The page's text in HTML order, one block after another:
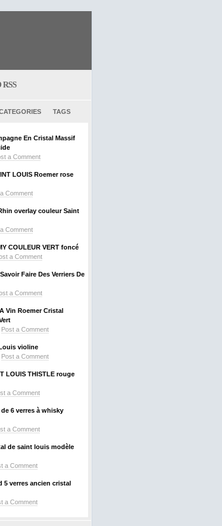
RSS
TAGS
En Cristal Massif
a Comment
LOUIS Roemer rose
Comment
overlay couleur Saint
Comment
COULEUR VERT foncé
a Comment
Faire Des Verriers De
a Comment
Vin Roemer Cristal
Post a Comment
violine
Post a Comment
LOUIS THISTLE rouge
a Comment
6 verres à whisky
a Comment
de saint louis modèle
a Comment
5 verres ancien cristal
a Comment